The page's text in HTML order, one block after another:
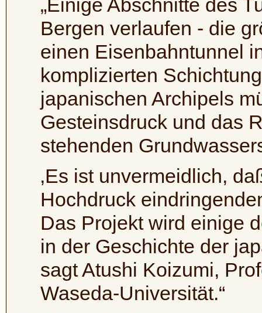
„Einige Abschnitte des
Bergen verlaufen - die
einen Eisenbahntunnel
komplizierten
japanischen Archipels
Gesteinsdruck und das
stehenden
‚Es ist unvermeidlich,
Hochdruck
Das Projekt wird einige
in der Geschichte der
sagt Atushi Koizumi,
Waseda-Universität.“